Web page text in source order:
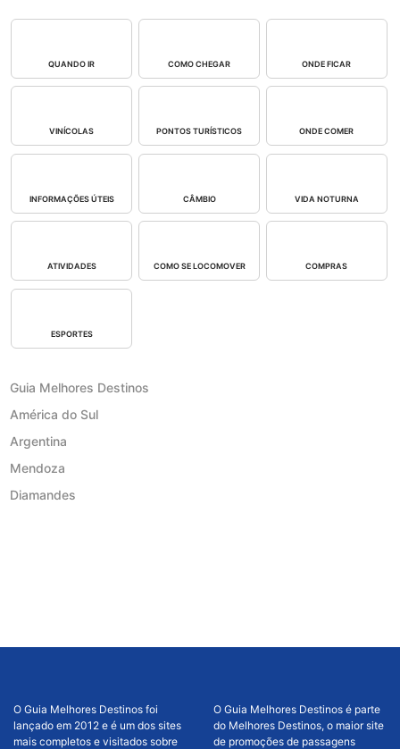
QUANDO IR COMO CHEGAR ONDE FICAR
VINÍCOLAS PONTOS TURÍSTICOS ONDE COMER
INFORMAÇÕES ÚTEIS CÂMBIO VIDA NOTURNA
ATIVIDADES COMO SE LOCOMOVER COMPRAS
ESPORTES
Guia Melhores Destinos
América do Sul
Argentina
Mendoza
Diamandes
O Guia Melhores Destinos foi
lançado em 2012 e é um dos sites
mais completos e visitados sobre
O Guia Melhores Destinos é parte
do Melhores Destinos, o maior site
de promoções de passagens